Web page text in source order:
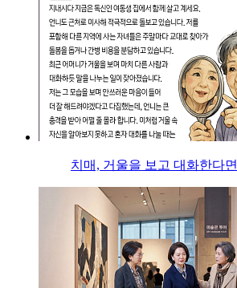
치매, 거울을 보고 대화한다면